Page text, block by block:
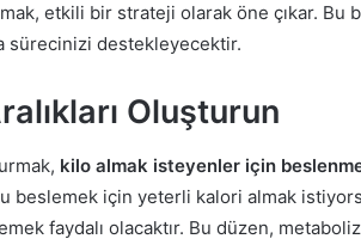
etkili bir strateji olarak öne çıkar.
sürecinizi destekleyecektir.
Oluşturun
kilo almak isteyenler için
beslemek için yeterli kalori almak
faydalı olacaktır. Bu düzen,